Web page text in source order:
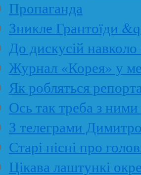
Пропаганда
Зникле Грантоїди
До дискусій
Журнал «Корея» у
Як робляться
Ось так треба з
З телеграми
Старі пісні про
Цікава лаштункі